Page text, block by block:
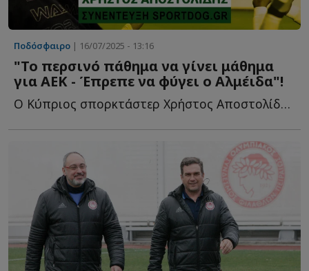
Ποδόσφαιρο | 16/07/2025 - 13:16
"Το περσινό πάθημα να γίνει μάθημα
για ΑΕΚ - Έπρεπε να φύγει ο Αλμέιδα"!
Ο Κύπριος σπορκτάστερ Χρήστος Αποστολίδης στο Sportdog γ...